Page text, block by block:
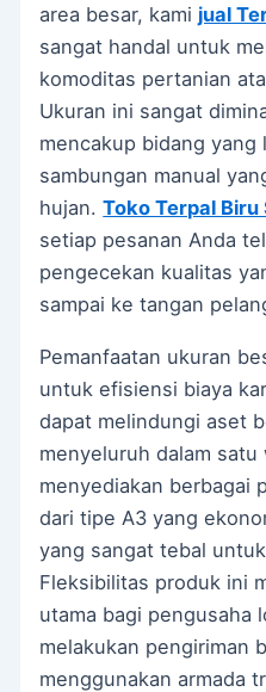
area besar, kami jual
sangat handal untuk
komoditas pertanian
Ukuran ini sangat
mencakup bidang
sambungan manual
hujan.Toko Terpal Biru
setiap pesanan Anda
pengecekan kualitas
sampai ke tangan
Pemanfaatan ukuran
untuk efisiensi biaya
dapat melindungi aset
menyeluruh dalam satu
menyediakan berbagai
dari tipe A3 yang
yang sangat tebal
Fleksibilitas produk ini
utama bagi pengusaha
melakukan pengiriman
menggunakan armada